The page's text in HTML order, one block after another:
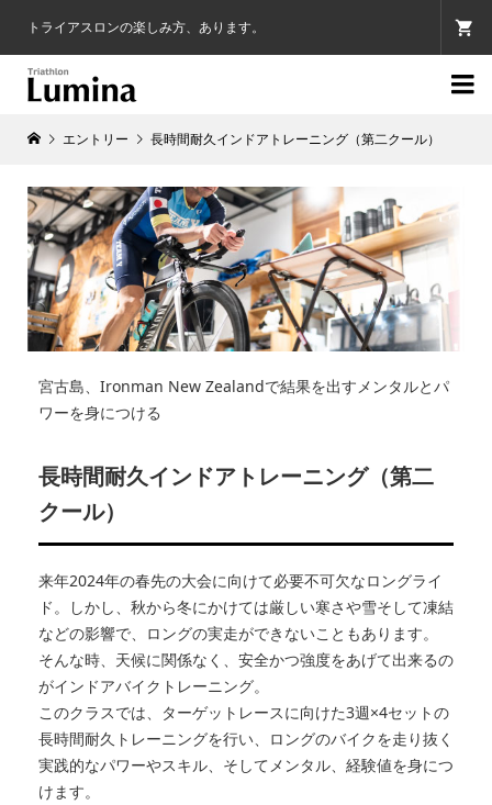
トライアスロンの楽しみ方、あります。

エントリー 長時間耐久インドアトレーニング（第二クール）
宮古島、Ironman New Zealandで結果を出すメンタルとパ
ワーを身につける
長時間耐久インドアトレーニング（第二
クール）
来年2024年の春先の大会に向けて必要不可欠なロングライ
ド。しかし、秋から冬にかけては厳しい寒さや雪そして凍結
などの影響で、ロングの実走ができないこともあります。
そんな時、天候に関係なく、安全かつ強度をあげて出来るの
がインドアバイクトレーニング。
このクラスでは、ターゲットレースに向けた3週×4セットの
長時間耐久トレーニングを行い、ロングのバイクを走り抜く
実践的なパワーやスキル、そしてメンタル、経験値を身につ
けます。